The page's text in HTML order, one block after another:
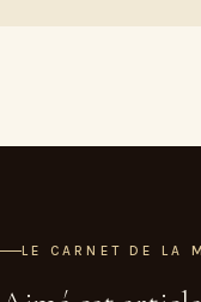
LE CARNET DE LA